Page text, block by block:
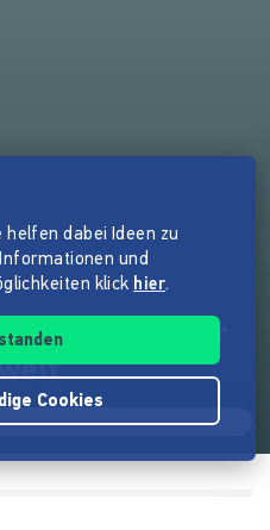
Zahnpflege für
helfen dabei Ideen zu
und
klick hier.
Cookies